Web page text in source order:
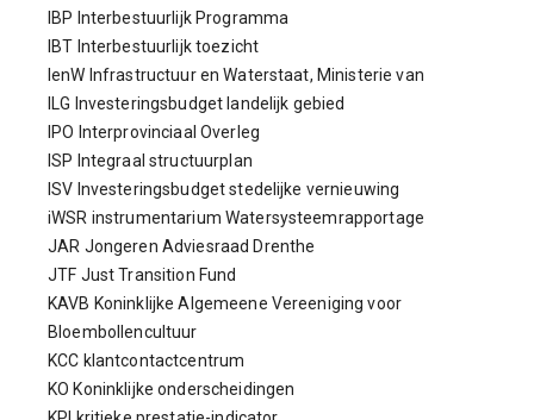
IBP Interbestuurlijk Programma
IBT Interbestuurlijk toezicht
IenW Infrastructuur en Waterstaat, Ministerie van
ILG Investeringsbudget landelijk gebied
IPO Interprovinciaal Overleg
ISP Integraal structuurplan
ISV Investeringsbudget stedelijke vernieuwing
iWSR instrumentarium Watersysteemrapportage
JAR Jongeren Adviesraad Drenthe
JTF Just Transition Fund
KAVB Koninklijke Algemeene Vereeniging voor
Bloembollencultuur
KCC klantcontactcentrum
KO Koninklijke onderscheidingen